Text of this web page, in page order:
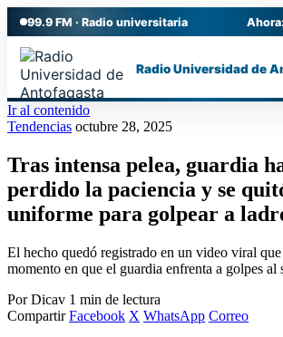
99.9 FM · Radio universitaria
Ir al contenido
Tendencias octubre 28, 2025
Tras intensa pelea, guardia
perdido la paciencia y se
uniforme para golpear a
El hecho quedó registrado en un video viral que
momento en que el guardia enfrenta a golpes al
Por Dicav 1 min de lectura
Compartir Facebook X WhatsApp Correo